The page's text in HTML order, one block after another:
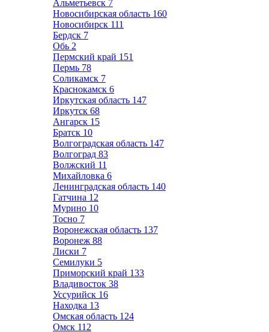
Альметьевск 7
Новосибирская область 160
Новосибирск 111
Бердск 7
Обь 2
Пермский край 151
Пермь 78
Соликамск 7
Краснокамск 6
Иркутская область 147
Иркутск 68
Ангарск 15
Братск 10
Волгоградская область 147
Волгоград 83
Волжский 11
Михайловка 6
Ленинградская область 140
Гатчина 12
Мурино 10
Тосно 7
Воронежская область 137
Воронеж 88
Лиски 7
Семилуки 5
Приморский край 133
Владивосток 38
Уссурийск 16
Находка 13
Омская область 124
Омск 112